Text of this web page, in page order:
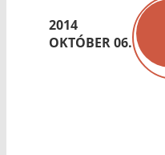
2014
OKTÓBER 06.